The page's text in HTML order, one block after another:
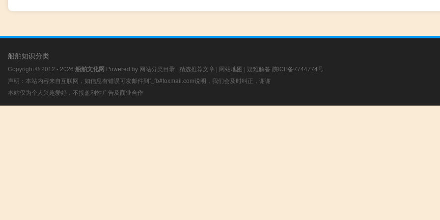
船舶知识分类
Copyright © 2012 - 2026 船舶文化网 Powered by 网站分类目录 | 精选推荐文章 | 网站地图 | 疑难解答 陕ICP备7744774号
声明：本站内容来自互联网，如信息有错误可发邮件到f_fb#foxmail.com说明，我们会及时纠正，谢谢
本站仅为个人兴趣爱好，不接盈利性广告及商业合作